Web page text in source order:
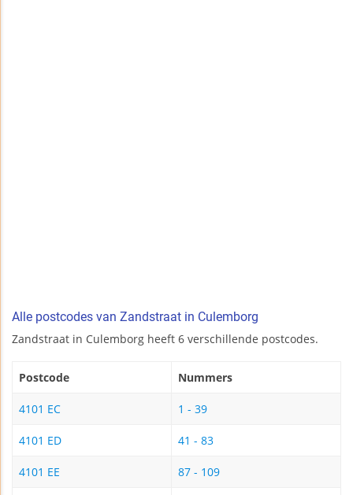
Alle postcodes van Zandstraat in Culemborg
Zandstraat in Culemborg heeft 6 verschillende postcodes.
Postcode Nummers
4101 EC 1 - 39
4101 ED 41 - 83
4101 EE 87 - 109